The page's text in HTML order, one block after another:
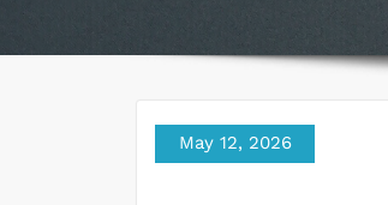
May 12, 2026